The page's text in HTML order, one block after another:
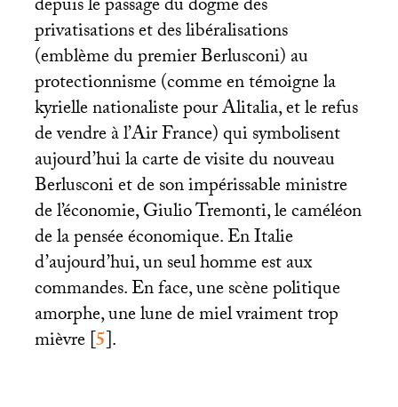
depuis le passage du dogme des
privatisations et des libéralisations
(emblème du premier Berlusconi) au
protectionnisme (comme en témoigne la
kyrielle nationaliste pour Alitalia, et le refus
de vendre à l’Air France) qui symbolisent
aujourd’hui la carte de visite du nouveau
Berlusconi et de son impérissable ministre
de l’économie, Giulio Tremonti, le caméléon
de la pensée économique. En Italie
d’aujourd’hui, un seul homme est aux
commandes. En face, une scène politique
amorphe, une lune de miel vraiment trop
mièvre[5].